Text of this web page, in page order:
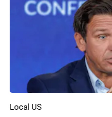
Local US